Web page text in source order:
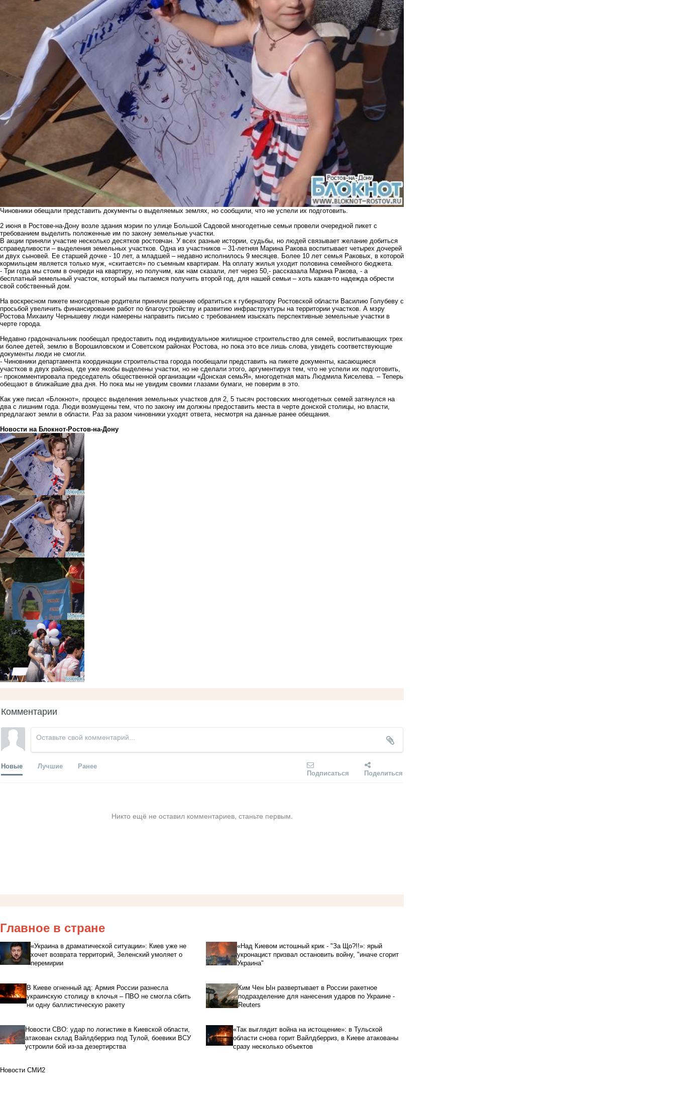
Чиновники обещали представить документы о выделяемых землях, но сообщили, что не успели их подготовить.
2 июня в Ростове-на-Дону возле здания мэрии по улице Большой Садовой многодетные семьи провели очередной пикет с
требованием выделить положенные им по закону земельные участки.
В акции приняли участие несколько десятков ростовчан. У всех разные истории, судьбы, но людей связывает желание добиться
справедливости – выделения земельных участков. Одна из участников – 31-летняя Марина Ракова воспитывает четырех дочерей
и двух сыновей. Ее старшей дочке - 10 лет, а младшей – недавно исполнилось 9 месяцев. Более 10 лет семья Раковых, в которой
кормильцем является только муж, «скитается» по съемным квартирам. На оплату жилья уходит половина семейного бюджета.
- Три года мы стоим в очереди на квартиру, но получим, как нам сказали, лет через 50,- рассказала Марина Ракова, - а
бесплатный земельный участок, который мы пытаемся получить второй год, для нашей семьи – хоть какая-то надежда обрести
свой собственный дом.
На воскресном пикете многодетные родители приняли решение обратиться к губернатору Ростовской области Василию Голубеву с
просьбой увеличить финансирование работ по благоустройству и развитию инфраструктуры на территории участков. А мэру
Ростова Михаилу Чернышеву люди намерены направить письмо с требованием изыскать перспективные земельные участки в
черте города.
Недавно градоначальник пообещал предоставить под индивидуальное жилищное строительство для семей, воспитывающих трех
и более детей, землю в Ворошиловском и Советском районах Ростова, но пока это все лишь слова, увидеть соответствующие
документы люди не смогли.
- Чиновники департамента координации строительства города пообещали представить на пикете документы, касающиеся
участков в двух района, где уже якобы выделены участки, но не сделали этого, аргументируя тем, что не успели их подготовить,
- прокомментировала председатель общественной организации «Донская семьЯ», многодетная мать Людмила Киселева. – Теперь
обещают в ближайшие два дня. Но пока мы не увидим своими глазами бумаги, не поверим в это.
Как уже писал «Блокнот», процесс выделения земельных участков для 2, 5 тысяч ростовских многодетных семей затянулся на
два с лишним года. Люди возмущены тем, что по закону им должны предоставить места в черте донской столицы, но власти,
предлагают земли в области. Раз за разом чиновники уходят ответа, несмотря на данные ранее обещания.
Новости на Блoкнoт-Ростов-на-Дону
Комментарии
Новые Лучшие Ранее
Подписаться Поделиться
Никто ещё не оставил комментариев, станьте первым.
Главное в стране
«Украина в драматической ситуации»: Киев уже не
хочет возврата территорий, Зеленский умоляет о
перемирии
«Над Киевом истошный крик - "За Що?!!»: ярый
укронацист призвал остановить войну, "иначе сгорит
Украина"
В Киеве огненный ад: Армия России разнесла
украинскую столицу в клочья – ПВО не смогла сбить
ни одну баллистическую ракету
Ким Чен Ын развертывает в России ракетное
подразделение для нанесения ударов по Украине -
Reuters
Новости СВО: удар по логистике в Киевской области,
атакован склад Вайлдберриз под Тулой, боевики ВСУ
устроили бой из-за дезертирства
«Так выглядит война на истощение»: в Тульской
области снова горит Вайлдберриз, в Киеве атакованы
сразу несколько объектов
Новости СМИ2